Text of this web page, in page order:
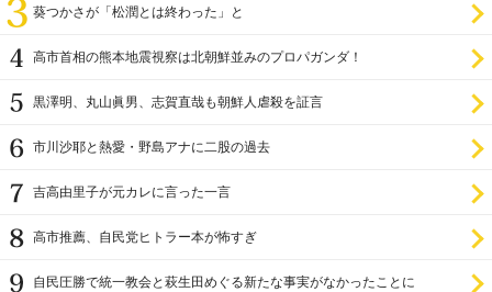
葵つかさが「松潤とは終わった」と
高市首相の熊本地震視察は北朝鮮並みのプロパガンダ！
黒澤明、丸山眞男、志賀直哉も朝鮮人虐殺を証言
市川沙耶と熱愛・野島アナに二股の過去
吉高由里子が元カレに言った一言
高市推薦、自民党ヒトラー本が怖すぎ
自民圧勝で統一教会と萩生田めぐる新たな事実がなかったことに